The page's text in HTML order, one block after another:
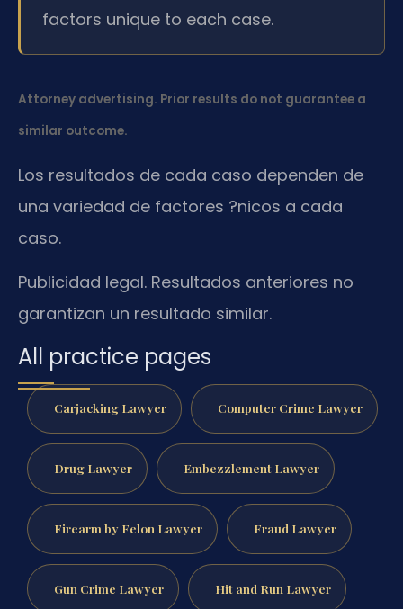
factors unique to each case.
Attorney advertising. Prior results do not guarantee a
similar outcome.
Los resultados de cada caso dependen de
una variedad de factores ?nicos a cada
caso.
Publicidad legal. Resultados anteriores no
garantizan un resultado similar.
All practice pages
Carjacking Lawyer Computer Crime Lawyer
Drug Lawyer Embezzlement Lawyer
Firearm by Felon Lawyer Fraud Lawyer
Gun Crime Lawyer Hit and Run Lawyer